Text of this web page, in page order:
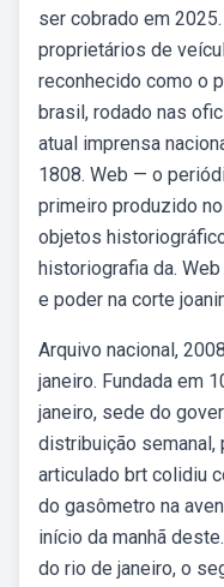
ser cobrado em
proprietários de
reconhecido como o
brasil, rodado nas
atual imprensa
1808. Web — o
primeiro produzido
objetos
historiografia da.
e poder na corte
Arquivo nacional,
janeiro. Fundada em
janeiro, sede do
distribuição semanal,
articulado brt colidiu
do gasômetro na
início da manhã
do rio de janeiro, o